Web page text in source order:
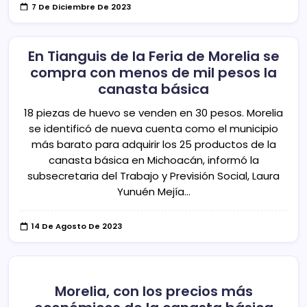
7 De Diciembre De 2023
En Tianguis de la Feria de Morelia se
compra con menos de mil pesos la
canasta básica
18 piezas de huevo se venden en 30 pesos. Morelia
se identificó de nueva cuenta como el municipio
más barato para adquirir los 25 productos de la
canasta básica en Michoacán, informó la
subsecretaria del Trabajo y Previsión Social, Laura
Yunuén Mejía…
14 De Agosto De 2023
Morelia, con los precios más